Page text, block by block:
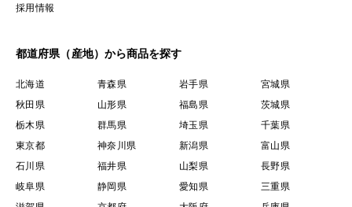
採用情報
都道府県（産地）から商品を探す
北海道 青森県 岩手県
宮城県
秋田県
山形県 福島県
茨城県
栃木県
群馬県 埼玉県
千葉県
東京都
神奈川県 新潟県
富山県
石川県
福井県 山梨県
長野県
岐阜県
静岡県 愛知県
三重県